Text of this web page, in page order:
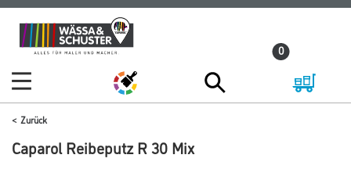
Zum
Inhalt
Zum
Navigationsmenü
0
Zurück
Caparol Reibeputz R 30 Mix